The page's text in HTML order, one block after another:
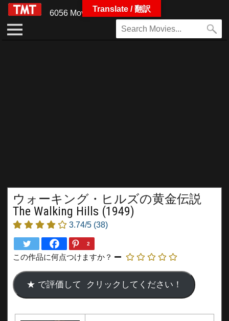
6056 Movies
ウォーキング・ヒルズの黄金伝説
The Walking Hills (1949)
3.74/5 (38)
2
この作品に何点つけますか？
Translate / 翻訳